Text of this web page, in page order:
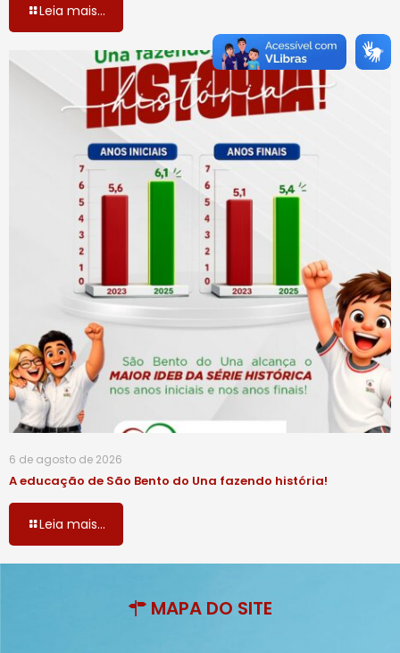
Leia mais...
6 de agosto de 2026
A educação de São Bento do Una fazendo história!
Leia mais...
MAPA DO SITE